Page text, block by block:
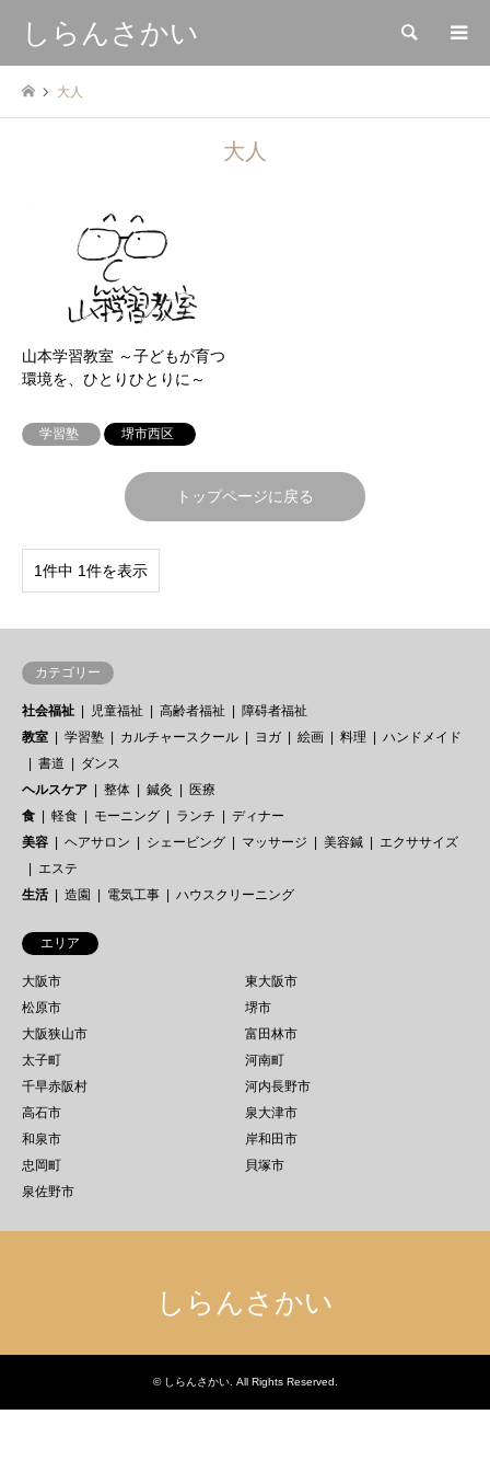
しらんさかい 検索
大人
大人
山本学習教室 ～子どもが育つ
環境を、ひとりひとりに～
学習塾 堺市西区
トップページに戻る
1件中 1件を表示
カテゴリー
社会福祉 児童福祉 高齢者福祉
障碍者福祉
教室
学習塾 カルチャースクール ヨガ 絵画 料理
ハンドメイド
書道
ダンス
ヘルスケア
整体 鍼灸
医療
食
軽食 モーニング ランチ
ディナー
美容
ヘアサロン シェービング マッサージ 美容鍼
エクササイズ
エステ
生活
造園 電気工事 ハウスクリーニング
エリア
大阪市
東大阪市
松原市
堺市
大阪狭山市
富田林市
太子町
河南町
千早赤阪村
河内長野市
高石市
泉大津市
和泉市
岸和田市
忠岡町
貝塚市
泉佐野市
しらんさかい
© しらんさかい. All Rights Reserved.